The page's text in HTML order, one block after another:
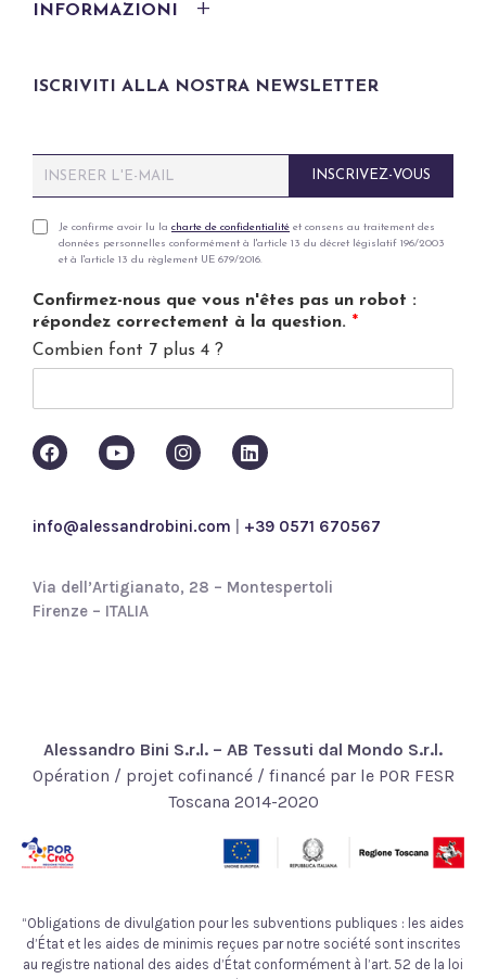
INFORMAZIONI
ISCRIVITI ALLA NOSTRA NEWSLETTER
m
iP
v
a
y
i
c
Je confirme avoir lu la charte de confidentialité et consens au traitement des
données personnelles conformément à l'article 13 du décret législatif 196/2003
et à l'article 13 du règlement UE 679/2016.
Confirmez-nous que vous n'êtes pas un robot :
répondez correctement à la question. *
Combien font 7 plus 4 ?
INSCRIVEZ-VOUS
info@alessandrobini.com +39 0571 670567
Via dell’Artigianato, 28 – Montespertoli
Firenze – ITALIA
Alessandro Bini S.r.l. – AB Tessuti dal Mondo S.r.l.
Opération / projet cofinancé / financé par le POR FESR
Toscana 2014-2020
“Obligations de divulgation pour les subventions publiques : les aides
d’État et les aides de minimis reçues par notre société sont inscrites
au registre national des aides d’État conformément à l’art. 52 de la loi